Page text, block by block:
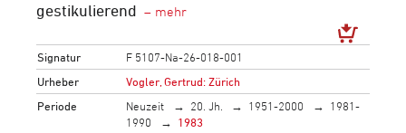
gestikulierend
Signatur
F 5107-Na-26-018-001
Urheber
Vogler, Gertrud: Zürich
Periode
Neuzeit 20. Jh. 1951-2000
1981-
1990
1983